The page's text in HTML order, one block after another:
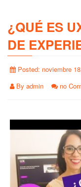
¿QUÉ ES
DE
Posted: noviembre
By admin no